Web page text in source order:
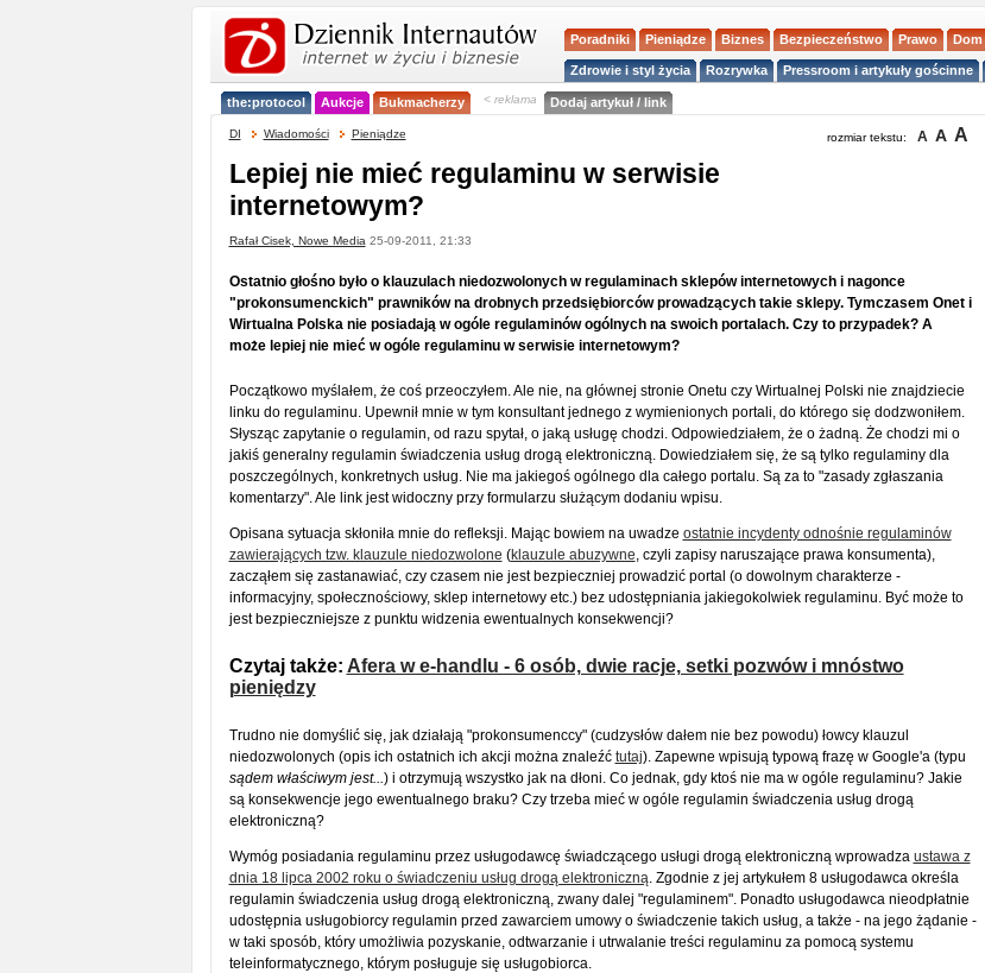
Poradniki Pieniądze Biznes Bezpieczeństwo Prawo Dom
Zdrowie i styl życia Rozrywka Pressroom i artykuły gościnne
the:protocol Aukcje Bukmacherzy < reklama Dodaj artykuł / link
DI Wiadomości Pieniądze rozmiar tekstu: A A A
Lepiej nie mieć regulaminu w serwisie
internetowym?
Rafał Cisek, Nowe Media 25-09-2011, 21:33
Ostatnio głośno było o klauzulach niedozwolonych w regulaminach sklepów internetowych i nagonce
"prokonsumenckich" prawników na drobnych przedsiębiorców prowadzących takie sklepy. Tymczasem Onet i
Wirtualna Polska nie posiadają w ogóle regulaminów ogólnych na swoich portalach. Czy to przypadek? A
może lepiej nie mieć w ogóle regulaminu w serwisie internetowym?
Początkowo myślałem, że coś przeoczyłem. Ale nie, na głównej stronie Onetu czy Wirtualnej Polski nie znajdziecie
linku do regulaminu. Upewnił mnie w tym konsultant jednego z wymienionych portali, do którego się dodzwoniłem.
Słysząc zapytanie o regulamin, od razu spytał, o jaką usługę chodzi. Odpowiedziałem, że o żadną. Że chodzi mi o
jakiś generalny regulamin świadczenia usług drogą elektroniczną. Dowiedziałem się, że są tylko regulaminy dla
poszczególnych, konkretnych usług. Nie ma jakiegoś ogólnego dla całego portalu. Są za to "zasady zgłaszania
komentarzy". Ale link jest widoczny przy formularzu służącym dodaniu wpisu.
Opisana sytuacja skłoniła mnie do refleksji. Mając bowiem na uwadze ostatnie incydenty odnośnie regulaminów
zawierających tzw. klauzule niedozwolone (klauzule abuzywne, czyli zapisy naruszające prawa konsumenta),
zacząłem się zastanawiać, czy czasem nie jest bezpieczniej prowadzić portal (o dowolnym charakterze -
informacyjny, społecznościowy, sklep internetowy etc.) bez udostępniania jakiegokolwiek regulaminu. Być może to
jest bezpieczniejsze z punktu widzenia ewentualnych konsekwencji?
Czytaj także: Afera w e-handlu - 6 osób, dwie racje, setki pozwów i mnóstwo
pieniędzy
Trudno nie domyślić się, jak działają "prokonsumenccy" (cudzysłów dałem nie bez powodu) łowcy klauzul
niedozwolonych (opis ich ostatnich ich akcji można znaleźć tutaj). Zapewne wpisują typową frazę w Google'a (typu
sądem właściwym jest...) i otrzymują wszystko jak na dłoni. Co jednak, gdy ktoś nie ma w ogóle regulaminu? Jakie
są konsekwencje jego ewentualnego braku? Czy trzeba mieć w ogóle regulamin świadczenia usług drogą
elektroniczną?
Wymóg posiadania regulaminu przez usługodawcę świadczącego usługi drogą elektroniczną wprowadza ustawa z
dnia 18 lipca 2002 roku o świadczeniu usług drogą elektroniczną. Zgodnie z jej artykułem 8 usługodawca określa
regulamin świadczenia usług drogą elektroniczną, zwany dalej "regulaminem". Ponadto usługodawca nieodpłatnie
udostępnia usługobiorcy regulamin przed zawarciem umowy o świadczenie takich usług, a także - na jego żądanie -
w taki sposób, który umożliwia pozyskanie, odtwarzanie i utrwalanie treści regulaminu za pomocą systemu
teleinformatycznego, którym posługuje się usługobiorca.